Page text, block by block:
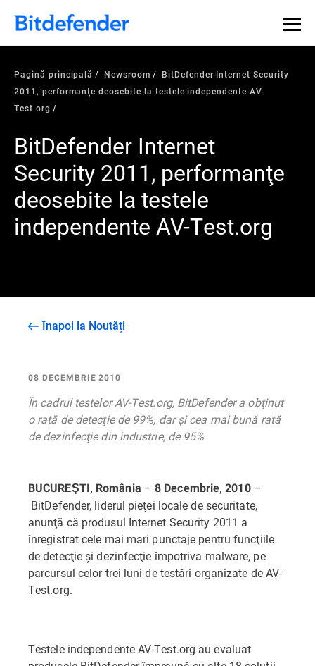
Pagină principală Newsroom
BitDefender Internet Security
2011, performanţe deosebite la testele independente AV-
Test.org
BitDefender Internet
Security 2011, performanţe
deosebite la testele
independente AV-Test.org
Înapoi la Noutăți
08 DECEMBRIE 2010
În cadrul testelor AV-Test.org, BitDefender a obţinut
o rată de detecţie de 99%, dar şi cea mai bună rată
de dezinfecţie din industrie, de 95%
BUCUREŞTI, România –8 Decembrie, 2010–
BitDefender, liderul pieţei locale de securitate,
anunţă că produsul Internet Security 2011 a
înregistrat cele mai mari punctaje pentru funcţiile
de detecţie şi dezinfecţie împotriva malware, pe
parcursul celor trei luni de testări organizate de AV-
Test.org.
Testele independente AV-Test.org au evaluat